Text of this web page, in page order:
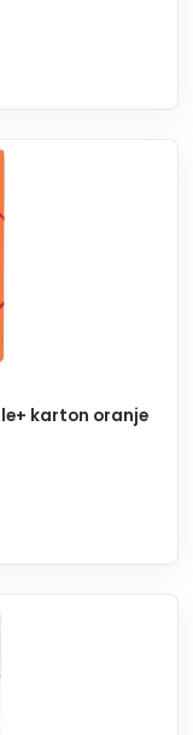
karton oranje